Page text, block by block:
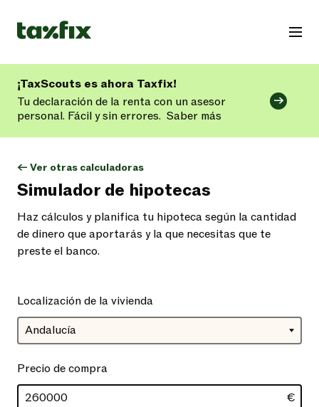
¡TaxScouts es ahora Taxfix!
Tu declaración de la renta con un asesor
personal. Fácil y sin errores. Saber más
<- Ver otras calculadoras
Simulador de hipotecas
Haz cálculos y planifica tu hipoteca según la cantidad
de dinero que aportarás y la que necesitas que te
preste el banco.
Localización de la vivienda
Precio de compra
€